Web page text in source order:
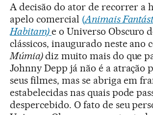
A decisão do ator de recorrer a
apelo comercial (Animais
Habitam)e o Universo Obscuro
clássicos, inaugurado neste ano
Múmia)diz muito mais do que
Johnny Depp já não é a atração
seus filmes, mas se abriga em
estabelecidas nas quais pode
despercebido. O fato de seu